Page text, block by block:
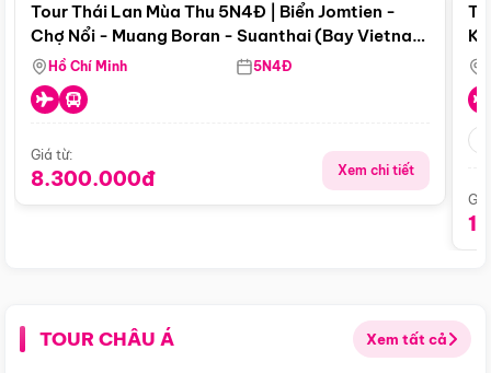
Tour Thái Lan Mùa Thu 5N4Đ | Biển Jomtien -
Chợ Nổi - Muang Boran - Suanthai (Bay Vietnam
Airlines)
Hồ Chí Minh 5N4Đ
Giá từ:
8.300.000đ Xem chi tiết
TOUR CHÂU Á Xem tất cả
Điểm nổi bật